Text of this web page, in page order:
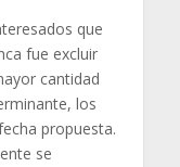
que
fue excluir
cantidad
los
propuesta.
se